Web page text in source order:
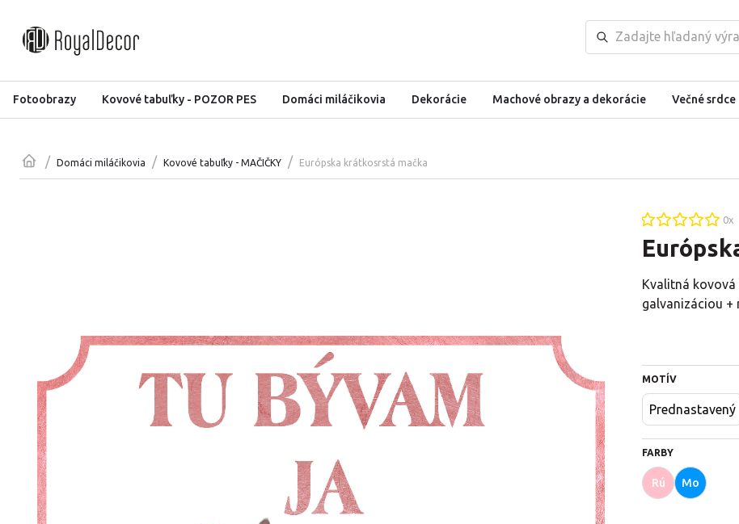
Fotoobrazy Kovové tabuľky - POZOR PES Domáci miláčikovia Dekorácie Machové obrazy a dekorácie Večné srdce
/ Domáci miláčikovia / Kovové tabuľky - MAČIČKY / Európska krátkosrstá mačka
0x
Kvalitná
galvanizáciou +
MOTÍV
Prednastavený
FARBY
Rú Mo